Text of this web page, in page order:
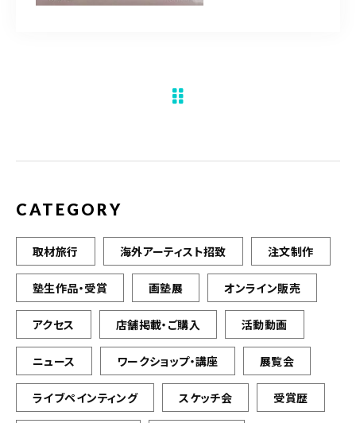
CATEGORY
取材旅行 海外アーティスト招致 注文制作
塾生作品・受賞 画塾展 オンライン販売
アクセス 店舗掲載・ご購入 活動動画
ニュース ワークショップ・講座 展覧会
ライブペインティング スケッチ会 受賞歴
取材・制作のご依頼 作品購入